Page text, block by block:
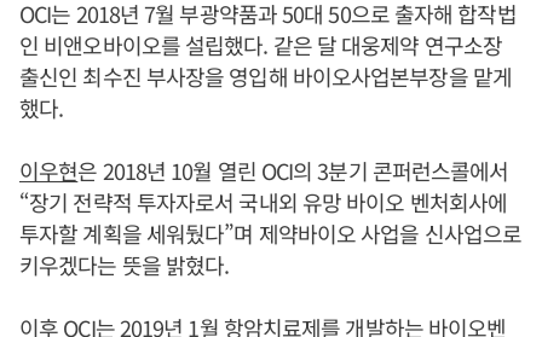
OCI는 2018년 7월 부광약품과 50대 50으로 출자해 합작법
인 비앤오바이오를 설립했다. 같은 달 대웅제약 연구소장
출신인 최수진 부사장을 영입해 바이오사업본부장을 맡게
했다.
이우현은 2018년 10월 열린 OCI의 3분기 콘퍼런스콜에서
“장기 전략적 투자자로서 국내외 유망 바이오 벤처회사에
투자할 계획을 세워뒀다”며 제약바이오 사업을 신사업으로
키우겠다는 뜻을 밝혔다.
이후 OCI는 2019년 1월 항암치료제를 개발하는 바이오벤